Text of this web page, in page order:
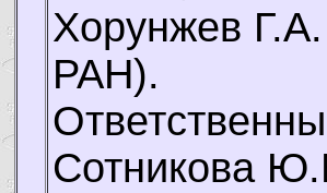
Хорунжев Г.А.
РАН).
Сотникова